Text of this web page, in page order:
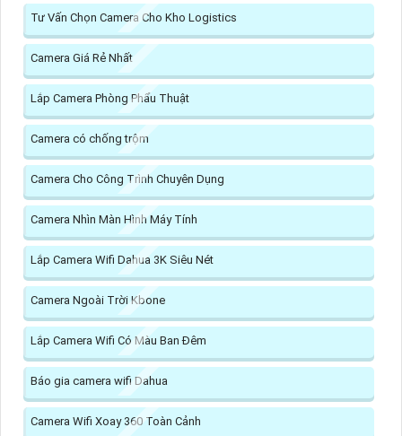
Tư Vấn Chọn Camera Cho Kho Logistics
Camera Giá Rẻ Nhất
Lắp Camera Phòng Phẩu Thuật
Camera có chống trộm
Camera Cho Công Trình Chuyên Dụng
Camera Nhìn Màn Hình Máy Tính
Lắp Camera Wifi Dahua 3K Siêu Nét
Camera Ngoài Trời Kbone
Lắp Camera Wifi Có Màu Ban Đêm
Báo gia camera wifi Dahua
Camera Wifi Xoay 360 Toàn Cảnh